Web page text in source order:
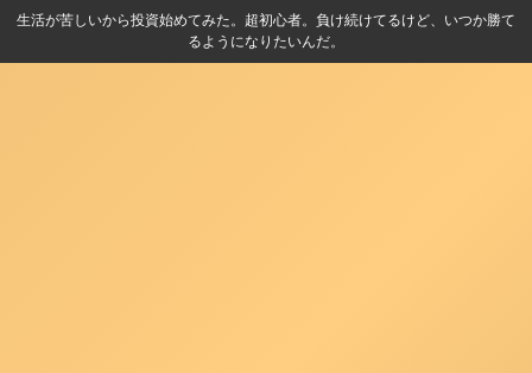
生活が苦しいから投資始めてみた。超初心者。負け続けてるけど、いつか勝て
るようになりたいんだ。